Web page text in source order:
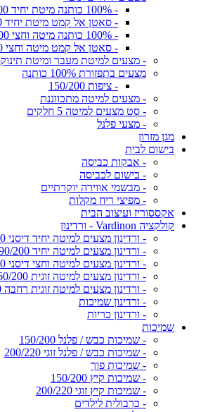
- 100% כותנה מיטת יחיד 90/200
- סאטן אל קמט מיטת יחיד 90/200
- 100% כותנה מיטה וחצי 120/200
- סאטן אל קמט מיטה וחצי 120/200
- מצעים למיטת מעבר ומיטת תינוק
מצעים בתפזורת 100% כותנה
- ציפות 150/200
- מצעים למיטה מתכווננת
- סט מצעים למיטה 5 חלקים
- מצעי פלנל
מגן מזרון
בישום לבית
- אבקות כביסה
- בישום לכביסה
- מבשמי אווירה יוקרתיים
- מפיצי ריח מקלות
אקססוריז ועיצוב הבית
קולקציה Vardinon - ורדינון
- ורדינון מצעים למיטה יחיד דיסני 90/200
- ורדינון מצעים למיטה יחיד 90/200
- ורדינון מצעים למיטה וחצי דיסני 120/200
- ורדינון מצעים למיטה זוגית 160/200
- ורדינון מצעים למיטה זוגית רחבה 180/200
- ורדינון שמיכות
- ורדינון כריות
שמיכות
- שמיכות כבש / פלנל 150/200
- שמיכות כבש / פלנל זוגי 200/220
- שמיכות פוך
- שמיכות קיץ 150/200
- שמיכות קיץ זוגי 200/220
- כרבולית לילדים